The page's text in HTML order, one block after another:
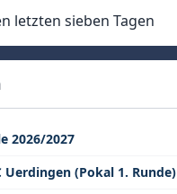
letzten sieben Tagen
2026/2027
Uerdingen (Pokal 1. Runde)